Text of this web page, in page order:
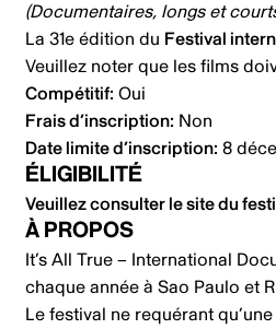
(Documentaires, longs et
La 31e édition du Festival
Veuillez noter que les films
Compétitif: Oui
Frais d’inscription: Non
Date limite d’inscription: 8
ÉLIGIBILITÉ
Veuillez consulter le site du
À PROPOS
It’s All True – International
chaque année à Sao Paulo et
Le festival ne requérant